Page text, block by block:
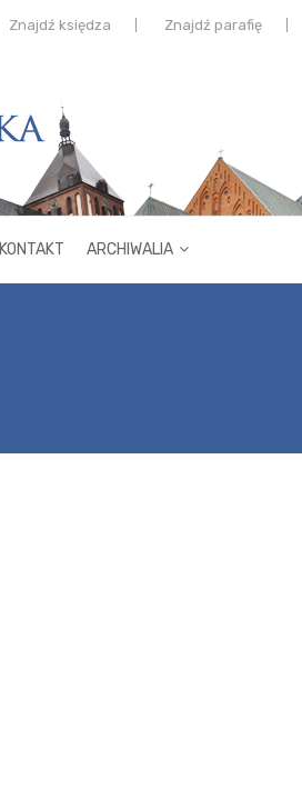
Znajdź księdza Znajdź parafię
KONTAKT ARCHIWALIA